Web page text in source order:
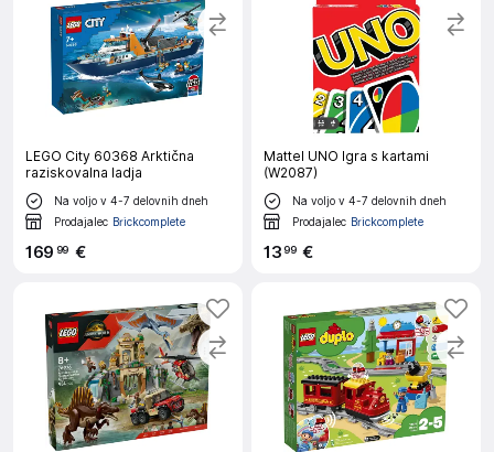
LEGO City 60368 Arktična
raziskovalna ladja
Na voljo v 4-7 delovnih dneh
Prodajalec Brickcomplete
169 99 €
Mattel UNO Igra s kartami
(W2087)
Na voljo v 4-7 delovnih dneh
Prodajalec Brickcomplete
1399 €